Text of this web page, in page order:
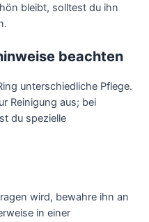
bleibt, solltest du ihn
beachten
unterschiedliche Pflege.
Reinigung aus; bei
du spezielle
wird, bewahre ihn an
in einer